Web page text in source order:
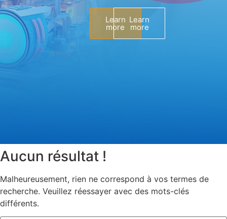
Learn
more
Learn
more
Aucun résultat !
Malheureusement, rien ne correspond à vos termes de
recherche. Veuillez réessayer avec des mots-clés
différents.